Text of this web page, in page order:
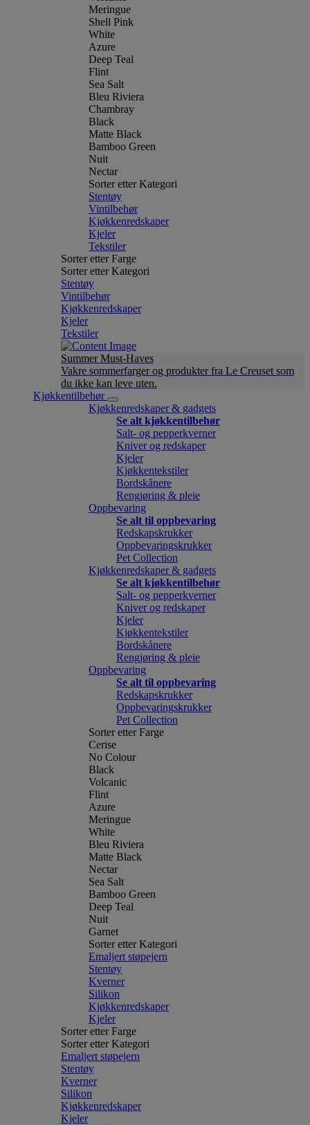
Meringue
Shell Pink
White
Azure
Deep Teal
Flint
Sea Salt
Bleu Riviera
Chambray
Black
Matte Black
Bamboo Green
Nuit
Nectar
Sorter etter Kategori
Stentøy
Vintilbehør
Kjøkkenredskaper
Kjeler
Tekstiler
Sorter etter Farge
Sorter etter Kategori
Stentøy
Vintilbehør
Kjøkkenredskaper
Kjeler
Tekstiler
Summer Must-Haves
Vakre sommerfarger og produkter fra Le Creuset som
du ikke kan leve uten.
Kjøkkentilbehør
Kjøkkenredskaper & gadgets
Se alt kjøkkentilbehør
Salt- og pepperkverner
Kniver og redskaper
Kjeler
Kjøkkentekstiler
Bordskånere
Rengjøring & pleie
Oppbevaring
Se alt til oppbevaring
Redskapskrukker
Oppbevaringskrukker
Pet Collection
Kjøkkenredskaper & gadgets
Se alt kjøkkentilbehør
Salt- og pepperkverner
Kniver og redskaper
Kjeler
Kjøkkentekstiler
Bordskånere
Rengjøring & pleie
Oppbevaring
Se alt til oppbevaring
Redskapskrukker
Oppbevaringskrukker
Pet Collection
Sorter etter Farge
Cerise
No Colour
Black
Volcanic
Flint
Azure
Meringue
White
Bleu Riviera
Matte Black
Nectar
Sea Salt
Bamboo Green
Deep Teal
Nuit
Garnet
Sorter etter Kategori
Emaljert støpejern
Stentøy
Kverner
Silikon
Kjøkkenredskaper
Kjeler
Sorter etter Farge
Sorter etter Kategori
Emaljert støpejern
Stentøy
Kverner
Silikon
Kjøkkenredskaper
Kjeler